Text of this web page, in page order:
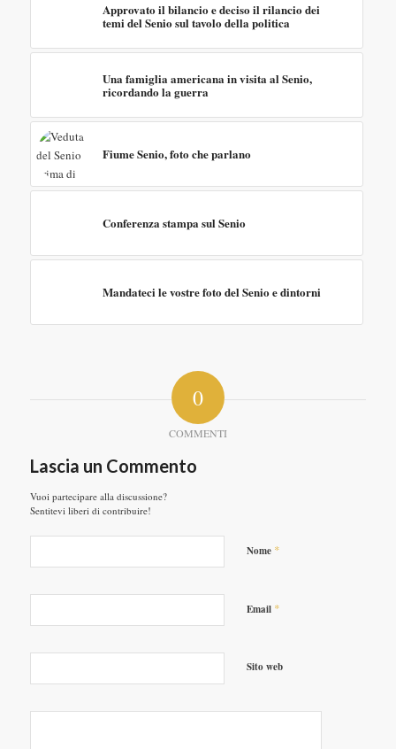
Approvato il bilancio e deciso il rilancio dei
temi del Senio sul tavolo della politica
Una famiglia americana in visita al Senio,
ricordando la guerra
Fiume Senio, foto che parlano
Conferenza stampa sul Senio
Mandateci le vostre foto del Senio e dintorni
0
COMMENTI
Lascia un Commento
Vuoi partecipare alla discussione?
Sentitevi liberi di contribuire!
Nome *
Email *
Sito web